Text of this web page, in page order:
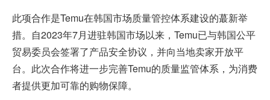
此项合作是Temu在韩国市场质量管控体系建设的蕞新举
措。自2023年7月进驻韩国市场以来，Temu已与韩国公平
贸易委员会签署了产品安全协议，并向当地卖家开放平
台。此次合作将进一步完善Temu的质量监管体系，为消费
者提供更加可靠的购物保障。